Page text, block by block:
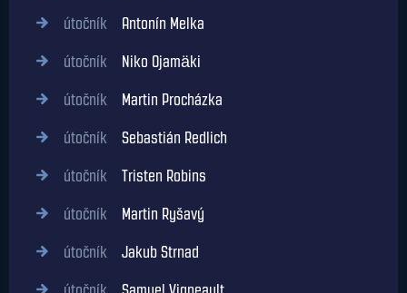
útočník Antonín Melka
útočník Niko Ojamäki
útočník Martin Procházka
útočník Sebastián Redlich
útočník Tristen Robins
útočník Martin Ryšavý
útočník Jakub Strnad